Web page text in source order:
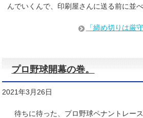
んでいくんで、印刷屋さんに送る前に並
「締め切りは厳
プロ野球開幕の巻。
2021年3月26日
待ちに待った、プロ野球ペナントレー